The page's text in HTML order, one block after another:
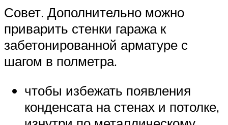
Совет. Дополнительно можно
приварить стенки гаража к
забетонированной арматуре с
шагом в полметра.
чтобы избежать появления
конденсата на стенах и потолке,